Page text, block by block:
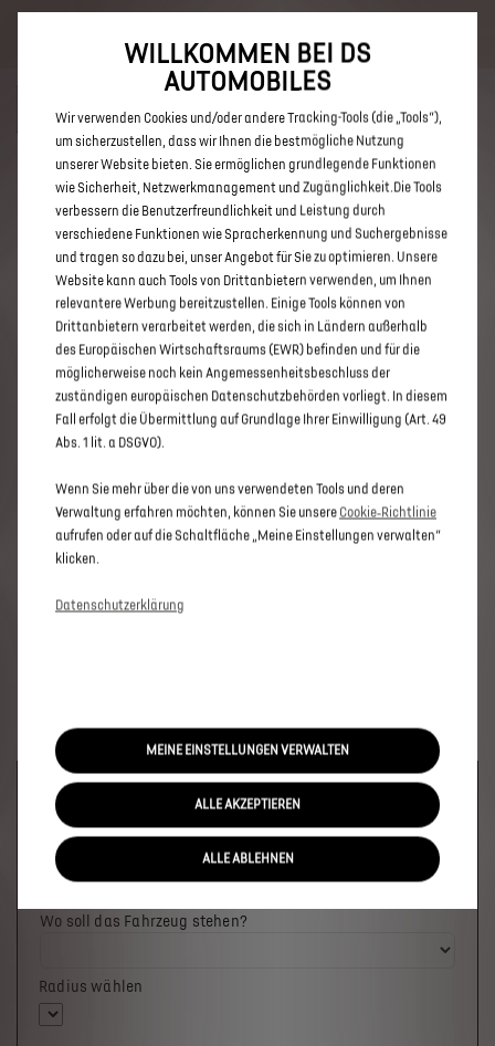
Hybride. Mehr erfahren >>
ENTDECKEN SIE ALLE DS 3 UND
DS 3 CROSSBACK MIT DIESEL
ANTRIEB IN PADERBORN
Welches Fahrzeug möchten Sie?
Wo soll das Fahrzeug stehen?
Radius wählen
WILLKOMMEN BEI DS
AUTOMOBILES
Wir verwenden Cookies und/oder andere Tracking-Tools (die „Tools“),
um sicherzustellen, dass wir Ihnen die bestmögliche Nutzung
unserer Website bieten. Sie ermöglichen grundlegende Funktionen
wie Sicherheit, Netzwerkmanagement und Zugänglichkeit.Die Tools
verbessern die Benutzerfreundlichkeit und Leistung durch
verschiedene Funktionen wie Spracherkennung und Suchergebnisse
und tragen so dazu bei, unser Angebot für Sie zu optimieren. Unsere
Website kann auch Tools von Drittanbietern verwenden, um Ihnen
relevantere Werbung bereitzustellen. Einige Tools können von
Drittanbietern verarbeitet werden, die sich in Ländern außerhalb
des Europäischen Wirtschaftsraums (EWR) befinden und für die
möglicherweise noch kein Angemessenheitsbeschluss der
zuständigen europäischen Datenschutzbehörden vorliegt. In diesem
Fall erfolgt die Übermittlung auf Grundlage Ihrer Einwilligung (Art. 49
Abs. 1 lit. a DSGVO).
Wenn Sie mehr über die von uns verwendeten Tools und deren
Verwaltung erfahren möchten, können Sie unsere Cookie‑Richtlinie
aufrufen oder auf die Schaltfläche „Meine Einstellungen verwalten“
klicken.
Datenschutzerklärung
MEINE EINSTELLUNGEN VERWALTEN
ALLE AKZEPTIEREN
ALLE ABLEHNEN